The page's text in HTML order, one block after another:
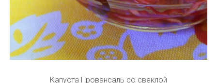
Капуста Провансаль со свеклой